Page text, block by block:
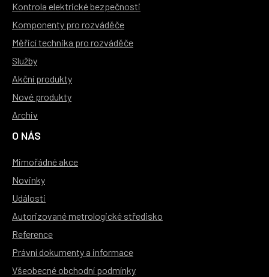
Kontrola elektrické bezpečnosti
Komponenty pro rozváděče
Měřicí technika pro rozváděče
Služby
Akční produkty
Nové produkty
Archiv
O NÁS
Mimořádné akce
Novinky
Události
Autorizované metrologické středisko
Reference
Právní dokumenty a informace
Všeobecné obchodní podmínky